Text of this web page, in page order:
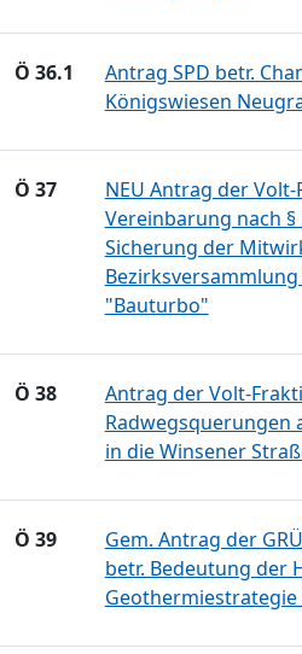
Ö 36.1
Antrag SPD betr.
Königswiesen
Ö 37
NEU Antrag der
Vereinbarung nach §
Sicherung der
"Bauturbo"
Ö 38
Antrag der Volt-
Radwegsquerungen
in die Winsener
Ö 39
Gem. Antrag der
betr. Bedeutung der